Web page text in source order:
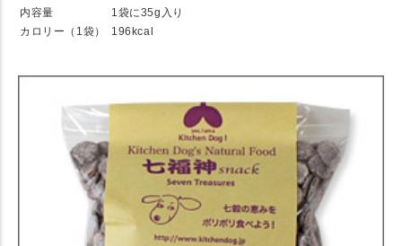
内容量
1袋に35g入り
カロリー（1袋）
196kcal